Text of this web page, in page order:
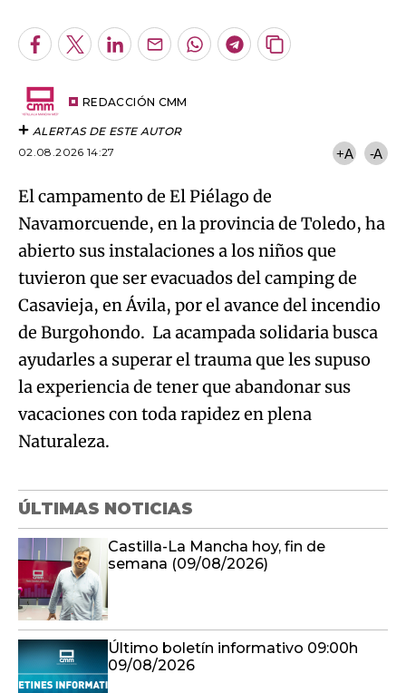
Facebook
TwitterLinkedInEnviarWhatsapp
Telegram
Copiar
REDACCIÓN CMM
ALERTAS DE ESTE AUTOR
02.08.2026 14:27
+A -A
El campamento de El Piélago de
Navamorcuende, en la provincia de Toledo, ha
abierto sus instalaciones a los niños que
tuvieron que ser evacuados del camping de
Casavieja, en Ávila, por el avance del incendio
de Burgohondo. La acampada solidaria busca
ayudarles a superar el trauma que les supuso
la experiencia de tener que abandonar sus
vacaciones con toda rapidez en plena
Naturaleza.
ÚLTIMAS NOTICIAS
Castilla-La Mancha hoy, fin de
semana (09/08/2026)
Último boletín informativo 09:00h
09/08/2026